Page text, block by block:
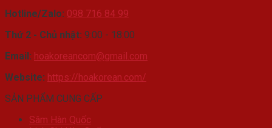
Hotline/Zalo: 098 716 84 99
Thứ 2 - Chủ nhật: 9:00 - 18:00
Email: hoakoreancom@gmail.com
Website: https://hoakorean.com/
SẢN PHẨM CUNG CẤP
Sâm Hàn Quốc